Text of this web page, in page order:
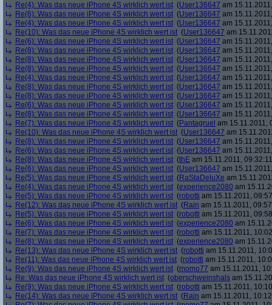
Re(4): Was das neue iPhone 4S wirklich wert ist (User136647 am
Re(6): Was das neue iPhone 4S wirklich wert ist (User136647 am
Re(4): Was das neue iPhone 4S wirklich wert ist (User136647 am
Re(10): Was das neue iPhone 4S wirklich wert ist (User136647 am
Re(6): Was das neue iPhone 4S wirklich wert ist (User136647 am
Re(8): Was das neue iPhone 4S wirklich wert ist (User136647 am
Re(8): Was das neue iPhone 4S wirklich wert ist (User136647 am
Re(8): Was das neue iPhone 4S wirklich wert ist (User136647 am
Re(4): Was das neue iPhone 4S wirklich wert ist (User136647 am
Re(8): Was das neue iPhone 4S wirklich wert ist (User136647 am
Re(8): Was das neue iPhone 4S wirklich wert ist (User136647 am
Re(6): Was das neue iPhone 4S wirklich wert ist (User136647 am
Re(8): Was das neue iPhone 4S wirklich wert ist (User136647 am
Re(7): Was das neue iPhone 4S wirklich wert ist (Pantagruel am 15.11.2011,
Re(10): Was das neue iPhone 4S wirklich wert ist (User136647 am
Re(8): Was das neue iPhone 4S wirklich wert ist (User136647 am
Re(6): Was das neue iPhone 4S wirklich wert ist (User136647 am
Re(8): Was das neue iPhone 4S wirklich wert ist (thE am 15.11.2011,
Re(6): Was das neue iPhone 4S wirklich wert ist (User136647 am
Re(5): Was das neue iPhone 4S wirklich wert ist (RaStaDeluXe am
Re(4): Was das neue iPhone 4S wirklich wert ist (experience2080 am
Re(5): Was das neue iPhone 4S wirklich wert ist (robotti am 15.11.2011,
Re(12): Was das neue iPhone 4S wirklich wert ist (Rain am 15.11.2011,
Re(5): Was das neue iPhone 4S wirklich wert ist (robotti am 15.11.2011,
Re(6): Was das neue iPhone 4S wirklich wert ist (experience2080 am
Re(7): Was das neue iPhone 4S wirklich wert ist (robotti am 15.11.2011,
Re(8): Was das neue iPhone 4S wirklich wert ist (experience2080 am
Re(13): Was das neue iPhone 4S wirklich wert ist (robotti am 15.11.2011,
Re(11): Was das neue iPhone 4S wirklich wert ist (robotti am 15.11.2011,
Re(9): Was das neue iPhone 4S wirklich wert ist (momo77 am 15.11.2011,
Re: Was das neue iPhone 4S wirklich wert ist (oberschweinshals am
Re(9): Was das neue iPhone 4S wirklich wert ist (robotti am 15.11.2011,
Re(14): Was das neue iPhone 4S wirklich wert ist (Rain am 15.11.2011,